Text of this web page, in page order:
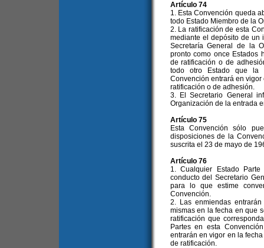
Artículo 74
1. Esta Convención queda
todo Estado Miembro de la
2. La ratificación de esta
mediante el depósito de un
Secretaría General de la
pronto como once Estados
de ratificación o de
todo otro Estado que la
Convención entrará en
ratificación o de adhesión.
3. El Secretario General
Organización de la entrada
Artículo 75
Esta Convención sólo
disposiciones de la
suscrita el 23 de mayo de
Artículo 76
1. Cualquier Estado
conducto del Secretario
para lo que estime
Convención.
2. Las enmiendas
mismas en la fecha en que
ratificación que
Partes en esta
entrarán en vigor en la
de ratificación.